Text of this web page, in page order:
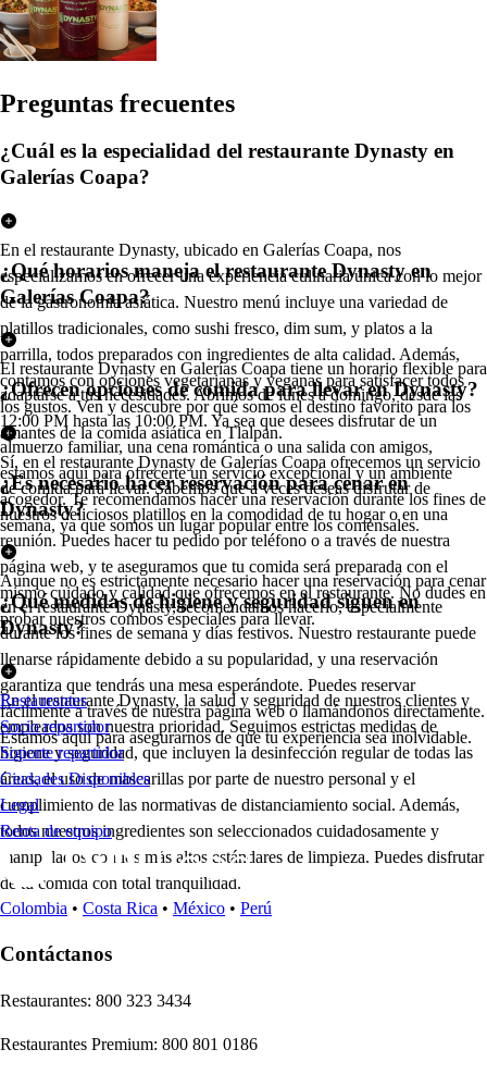
Preguntas frecuentes
¿Cuál es la especialidad del restaurante Dynasty en
Galerías Coapa?
En el restaurante Dynasty, ubicado en Galerías Coapa, nos
especializamos en ofrecer una experiencia culinaria única con lo mejor
de la gastronomía asiática. Nuestro menú incluye una variedad de
platillos tradicionales, como sushi fresco, dim sum, y platos a la
parrilla, todos preparados con ingredientes de alta calidad. Además,
contamos con opciones vegetarianas y veganas para satisfacer todos
los gustos. Ven y descubre por qué somos el destino favorito para los
amantes de la comida asiática en Tlalpan.
¿Qué horarios maneja el restaurante Dynasty en
Galerías Coapa?
El restaurante Dynasty en Galerías Coapa tiene un horario flexible para
adaptarse a tus necesidades. Abrimos de lunes a domingo, desde las
12:00 PM hasta las 10:00 PM. Ya sea que desees disfrutar de un
almuerzo familiar, una cena romántica o una salida con amigos,
estamos aquí para ofrecerte un servicio excepcional y un ambiente
acogedor. Te recomendamos hacer una reservación durante los fines de
semana, ya que somos un lugar popular entre los comensales.
¿Ofrecen opciones de comida para llevar en Dynasty?
Sí, en el restaurante Dynasty de Galerías Coapa ofrecemos un servicio
de comida para llevar. Sabemos que a veces deseas disfrutar de
nuestros deliciosos platillos en la comodidad de tu hogar o en una
reunión. Puedes hacer tu pedido por teléfono o a través de nuestra
página web, y te aseguramos que tu comida será preparada con el
mismo cuidado y calidad que ofrecemos en el restaurante. No dudes en
probar nuestros combos especiales para llevar.
¿Es necesario hacer reservación para cenar en
Dynasty?
Aunque no es estrictamente necesario hacer una reservación para cenar
en el restaurante Dynasty, recomendamos hacerlo, especialmente
durante los fines de semana y días festivos. Nuestro restaurante puede
llenarse rápidamente debido a su popularidad, y una reservación
garantiza que tendrás una mesa esperándote. Puedes reservar
fácilmente a través de nuestra página web o llamándonos directamente.
Estamos aquí para asegurarnos de que tu experiencia sea inolvidable.
¿Qué medidas de higiene y seguridad siguen en
Dynasty?
En el restaurante Dynasty, la salud y seguridad de nuestros clientes y
empleados son nuestra prioridad. Seguimos estrictas medidas de
higiene y seguridad, que incluyen la desinfección regular de todas las
áreas, el uso de mascarillas por parte de nuestro personal y el
cumplimiento de las normativas de distanciamiento social. Además,
todos nuestros ingredientes son seleccionados cuidadosamente y
manipulados con los más altos estándares de limpieza. Puedes disfrutar
de tu comida con total tranquilidad.
Restaurantes
Socio repartidor
Soporte repartidor
Ciudades Disponibles
Legal
Renta de equipo
Colombia • Costa Rica • México • Perú
Contáctanos
Restaurantes: 800 323 3434
Restaurantes Premium: 800 801 0186